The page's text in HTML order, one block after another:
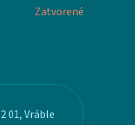
Zatvorené
01, Vráble